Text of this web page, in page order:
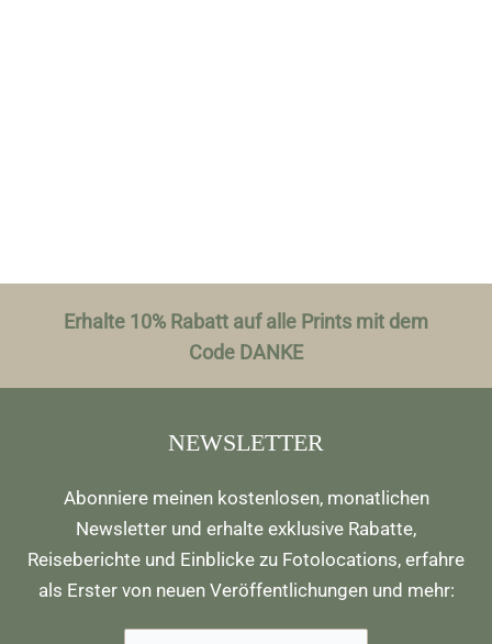
Erhalte 10% Rabatt auf alle Prints mit dem
Code DANKE
NEWSLETTER
Abonniere meinen kostenlosen, monatlichen
Newsletter und erhalte exklusive Rabatte,
Reiseberichte und Einblicke zu Fotolocations, erfahre
als Erster von neuen Veröffentlichungen und mehr: